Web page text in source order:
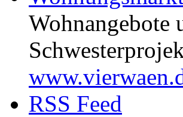
Wohnangebote
RSS Feed